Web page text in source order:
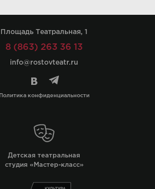
Площадь Театральная, 1
8 (863) 263 36 13
info@rostovteatr.ru
Политика конфиденциальности
Детская театральная
студия «Мастер-класс»